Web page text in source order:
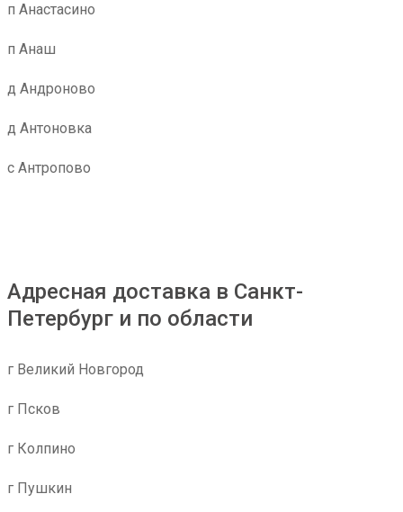
п Анастасино
п Анаш
д Андроново
д Антоновка
с Антропово
Адресная доставка в Санкт-
Петербург и по области
г Великий Новгород
г Псков
г Колпино
г Пушкин